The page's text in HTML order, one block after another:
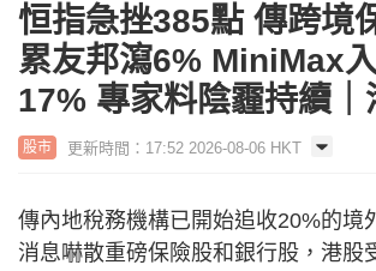
恒指急挫385點 傳跨境
累友邦瀉6% MiniMax
17% 專家料陰霾持續｜
股市 更新時間：17:52 2026-08-06 HKT
傳內地稅務機構已開始追收20%的境
消息嚇散重磅保險股和銀行股，港股